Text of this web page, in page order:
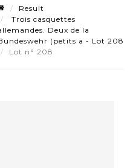
Result
Trois casquettes
Deux de la
(petits a - Lot 208
Lot n° 208